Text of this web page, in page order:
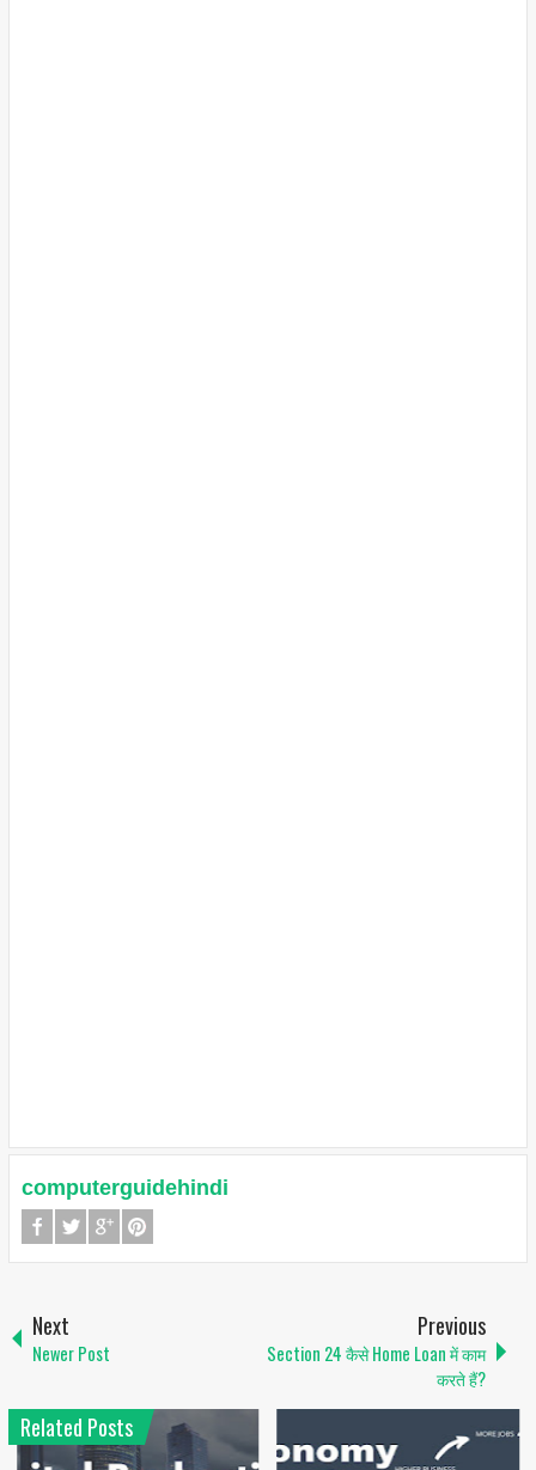
computerguidehindi
Next
Newer Post
Previous
Section 24 कैसे Home Loan में काम
करते हैं?
Related Posts